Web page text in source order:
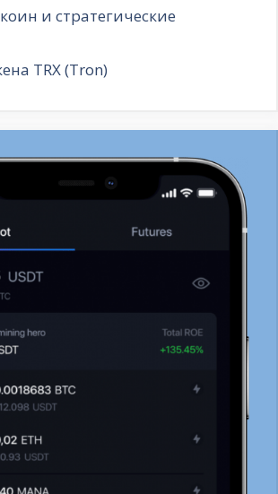
и стратегические
TRX (Tron)